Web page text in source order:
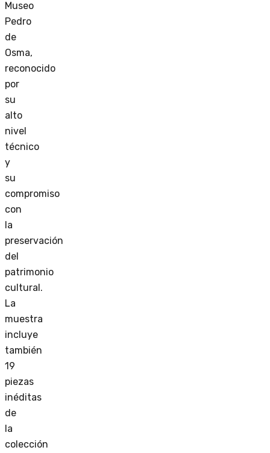
Museo
Pedro
de
Osma,
reconocido
por
su
alto
nivel
técnico
y
su
compromiso
con
la
preservación
del
patrimonio
cultural.
La
muestra
incluye
también
19
piezas
inéditas
de
la
colección